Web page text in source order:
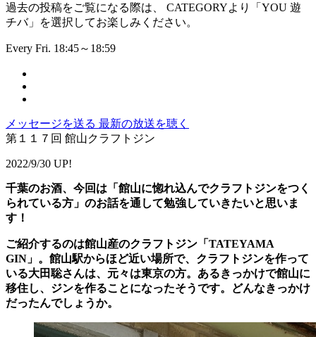
過去の投稿をご覧になる際は、 CATEGORYより「YOU 遊
チバ」を選択してお楽しみください。
Every Fri. 18:45～18:59
メッセージを送る 最新の放送を聴く
第１１７回 館山クラフトジン
2022/9/30 UP!
千葉のお酒、今回は「館山に惚れ込んでクラフトジンをつく
られている方」のお話を通して勉強していきたいと思いま
す！
ご紹介するのは館山産のクラフトジン「TATEYAMA
GIN」。館山駅からほど近い場所で、クラフトジンを作って
いる大田聡さんは、元々は東京の方。あるきっかけで館山に
移住し、ジンを作ることになったそうです。どんなきっかけ
だったんでしょうか。